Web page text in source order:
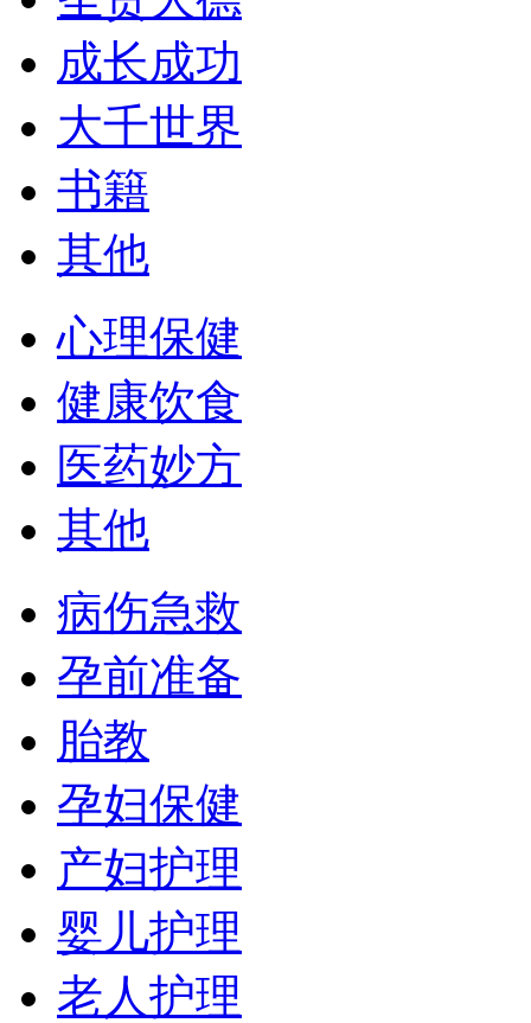
成长成功
大千世界
书籍
其他
心理保健
健康饮食
医药妙方
其他
病伤急救
孕前准备
胎教
孕妇保健
产妇护理
婴儿护理
老人护理